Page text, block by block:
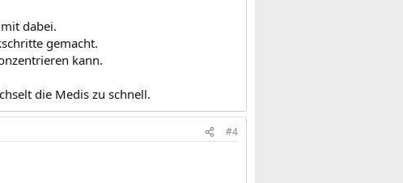
dabei.
gemacht.
kann.
die Medis zu schnell.
#4